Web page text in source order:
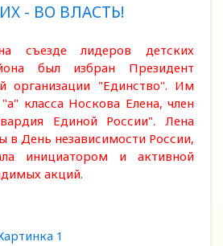
- ВО ВЛАСТЬ!
лидеров детских
был избран Президент
организации "Единство". Им
класса Носкова Елена, член
Единой России". Лена
в День независимости России,
инициатором и активной
акций.
1